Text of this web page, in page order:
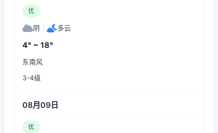
优
阴 多云
4° ~ 18°
东南风
3-4级
08月09日
优